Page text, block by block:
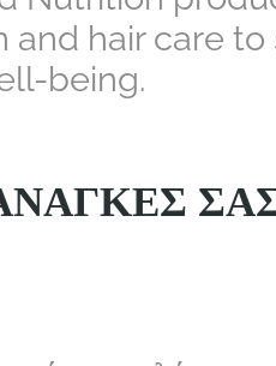
hair care
being.